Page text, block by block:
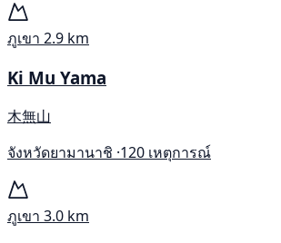
ภูเขา 2.9 km
Ki Mu Yama
木無山
จังหวัดยามานาชิ ·120 เหตุการณ์
ภูเขา 3.0 km